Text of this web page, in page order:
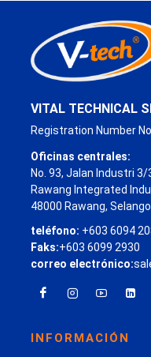
VITAL TECHNICAL
Registration Number
Oficinas centrales:
No. 93, Jalan Industri 3/
Rawang Integrated
48000 Rawang,
teléfono: +603 6094
Faks:+603 6099 2930
correo electrónico:
INFORMACIÓN